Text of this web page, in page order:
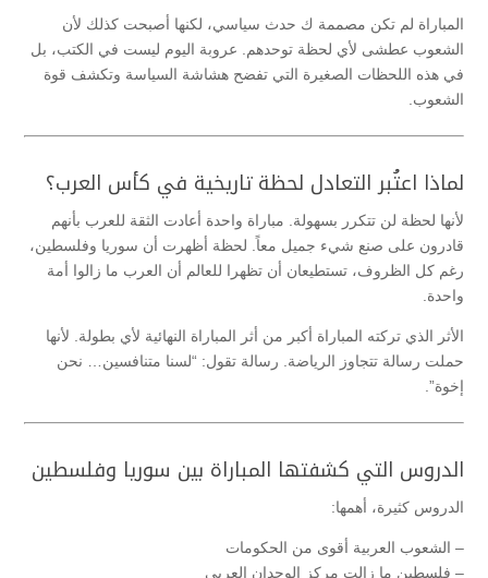
المباراة لم تكن مصممة ك حدث سياسي، لكنها أصبحت كذلك لأن
الشعوب عطشى لأي لحظة توحدهم. عروبة اليوم ليست في الكتب، بل
في هذه اللحظات الصغيرة التي تفضح هشاشة السياسة وتكشف قوة
الشعوب.
لماذا اعتُبر التعادل لحظة تاريخية في كأس العرب؟
لأنها لحظة لن تتكرر بسهولة. مباراة واحدة أعادت الثقة للعرب بأنهم
قادرون على صنع شيء جميل معاً. لحظة أظهرت أن سوريا وفلسطين،
رغم كل الظروف، تستطيعان أن تظهرا للعالم أن العرب ما زالوا أمة
واحدة.
الأثر الذي تركته المباراة أكبر من أثر المباراة النهائية لأي بطولة. لأنها
حملت رسالة تتجاوز الرياضة. رسالة تقول: “لسنا متنافسين… نحن
إخوة”.
الدروس التي كشفتها المباراة بين سوريا وفلسطين
الدروس كثيرة، أهمها:
– الشعوب العربية أقوى من الحكومات
– فلسطين ما زالت مركز الوجدان العربي